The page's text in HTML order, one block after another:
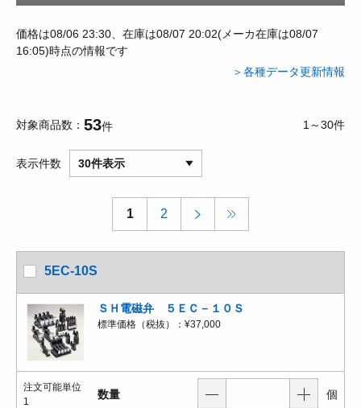
価格は08/06 23:30、在庫は08/07 20:02(メーカ在庫は08/07
16:05)時点の情報です
＞各種データ更新情報
対象商品数 53件 1～30件
表示件数 30件表示
1 2
5EC-10S
ＳＨ電磁弁 ５ＥＣ－１０Ｓ
標準価格（税抜）： ¥37,000
注文可能単位
1
数量 個